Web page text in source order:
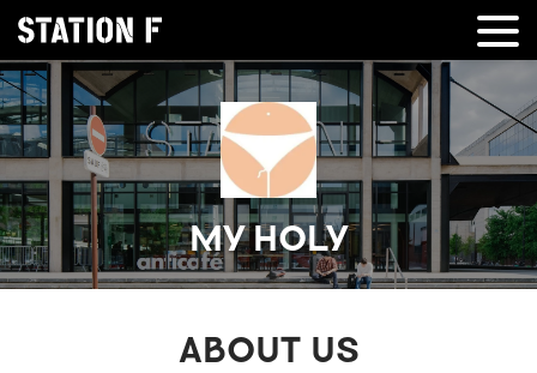
MY HOLY
ABOUT US